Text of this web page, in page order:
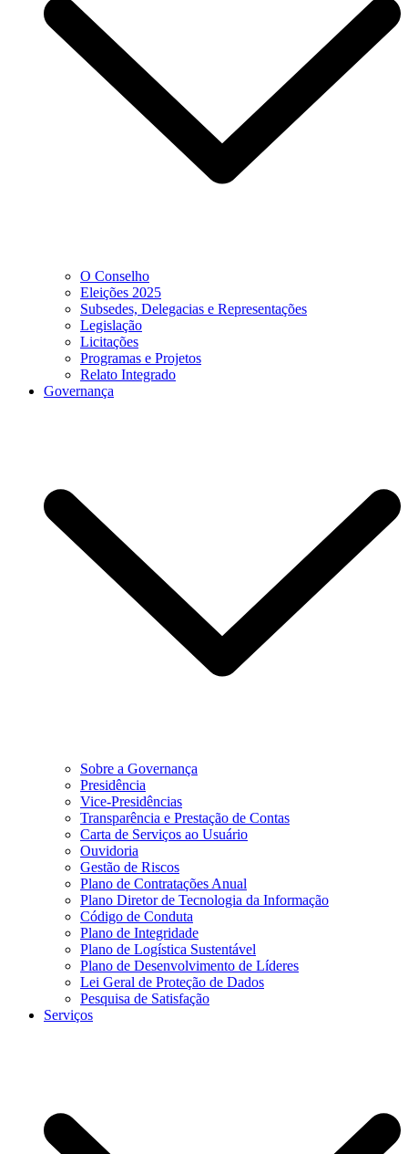
O Conselho
Eleições 2025
Subsedes, Delegacias e Representações
Legislação
Licitações
Programas e Projetos
Relato Integrado
Governança
Sobre a Governança
Presidência
Vice-Presidências
Transparência e Prestação de Contas
Carta de Serviços ao Usuário
Ouvidoria
Gestão de Riscos
Plano de Contratações Anual
Plano Diretor de Tecnologia da Informação
Código de Conduta
Plano de Integridade
Plano de Logística Sustentável
Plano de Desenvolvimento de Líderes
Lei Geral de Proteção de Dados
Pesquisa de Satisfação
Serviços